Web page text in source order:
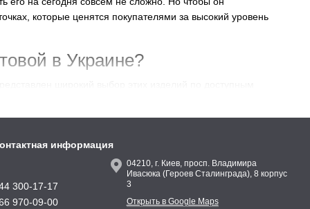
которые ценятся покупателями за высокий уровень
в Украине?
его предстоящей эксплуатации. Ведь, например, для
информация
300-17-17
970-09-00
04210, г. Киев, просп. Владимира
Ивасюка (Героев Сталинграда), 8 корпус
3
Открыть в Google Maps